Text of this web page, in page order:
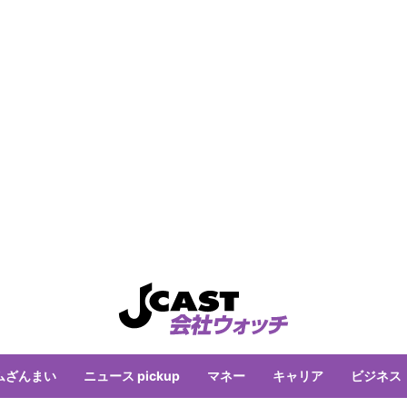
ざんまい ニュース pickup マネー キャリア ビジネス